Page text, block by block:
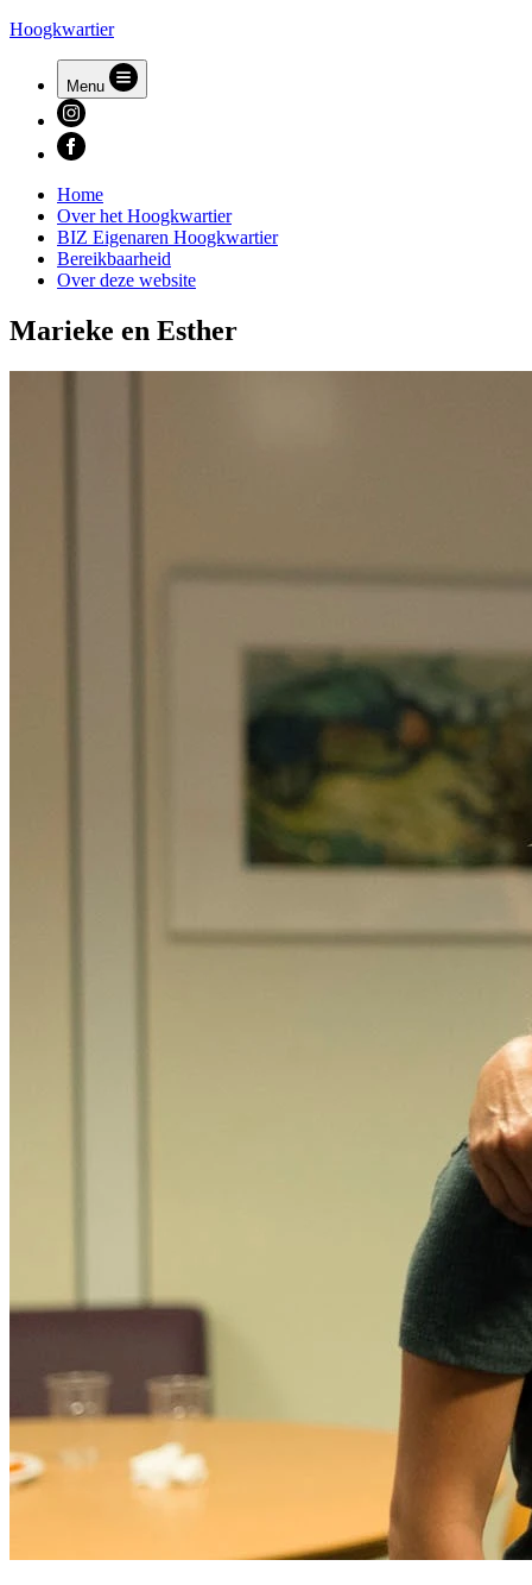
Hoogkwartier
Menu
Home
Over het Hoogkwartier
BIZ Eigenaren Hoogkwartier
Bereikbaarheid
Over deze website
Marieke en Esther